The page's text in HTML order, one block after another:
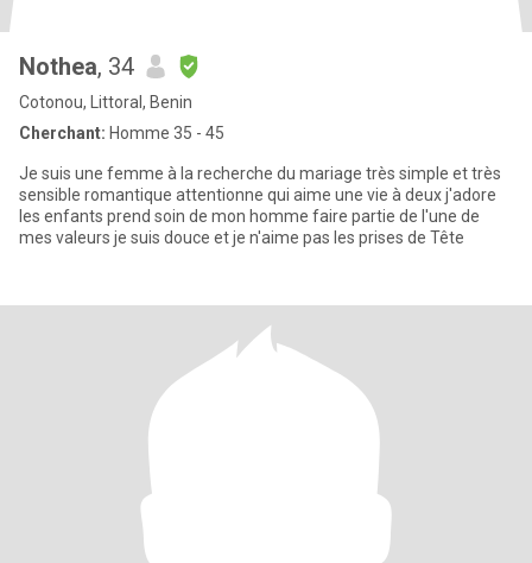
Nothea, 34
Cotonou, Littoral, Benin
Cherchant: Homme 35 - 45
Je suis une femme à la recherche du mariage très simple et très
sensible romantique attentionne qui aime une vie à deux j'adore
les enfants prend soin de mon homme faire partie de l'une de
mes valeurs je suis douce et je n'aime pas les prises de Tête